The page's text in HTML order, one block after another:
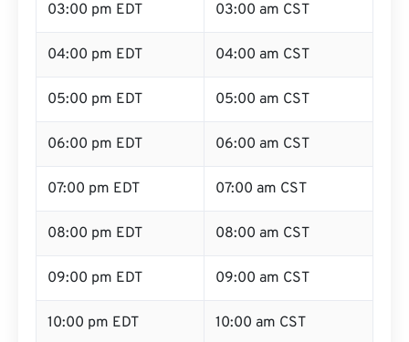
03:00 pm EDT 03:00 am CST
04:00 pm EDT 04:00 am CST
05:00 pm EDT 05:00 am CST
06:00 pm EDT 06:00 am CST
07:00 pm EDT 07:00 am CST
08:00 pm EDT 08:00 am CST
09:00 pm EDT 09:00 am CST
10:00 pm EDT 10:00 am CST